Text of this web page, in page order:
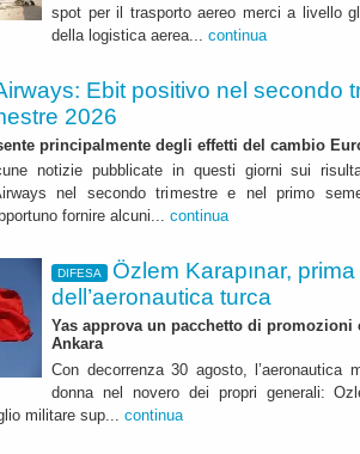
spot per il trasporto aereo merci a livello
della logistica aerea... continua
Ebit positivo nel secondo
2026
principalmente degli effetti del cambio
notizie pubblicate in questi giorni sui
nel secondo trimestre e nel primo
fornire alcuni... continua
DIFESA
Özlem Karapınar,
dell’aeronautica turca
Yas approva un pacchetto di
Ankara
Con decorrenza 30 agosto,
donna nel novero dei propri generali:
militare sup... continua